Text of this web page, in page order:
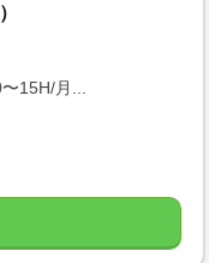
15H/月...